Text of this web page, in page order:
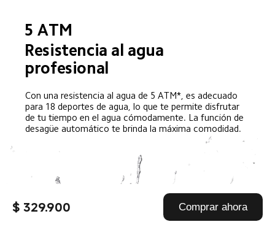
$ 329.900 Comprar ahora
5 ATM
Resistencia al agua
profesional
Con una resistencia al agua de 5 ATM*, es adecuado
para 18 deportes de agua, lo que te permite disfrutar
de tu tiempo en el agua cómodamente. La función de
desagüe automático te brinda la máxima comodidad.